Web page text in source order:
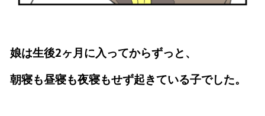
娘は生後2ヶ月に入ってからずっと、
朝寝も昼寝も夜寝もせず起きている子でした。